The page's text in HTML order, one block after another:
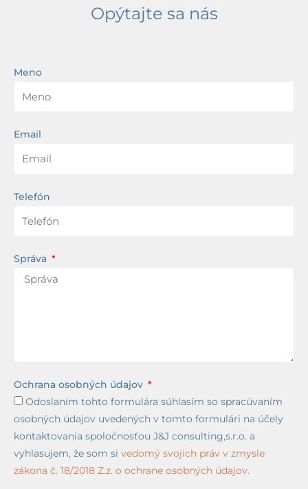
Opýtajte sa nás
Meno
Email
Telefón
Správa
Ochrana osobných údajov
Odoslaním tohto formulára súhlasím so spracúvaním
osobných údajov uvedených v tomto formulári na účely
kontaktovania spoločnosťou J&J consulting,s.r.o. a
vyhlasujem, že som si vedomý svojich práv v zmysle
zákona č. 18/2018 Z.z. o ochrane osobných údajov.